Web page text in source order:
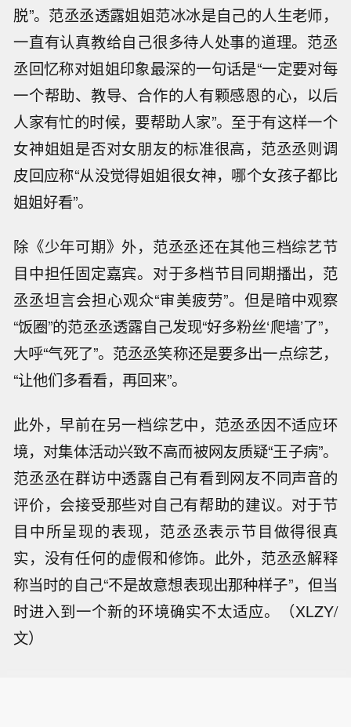
脱”。范丞丞透露姐姐范冰冰是自己的人生老师，
一直有认真教给自己很多待人处事的道理。范丞
丞回忆称对姐姐印象最深的一句话是“一定要对每
一个帮助、教导、合作的人有颗感恩的心，以后
人家有忙的时候，要帮助人家”。至于有这样一个
女神姐姐是否对女朋友的标准很高，范丞丞则调
皮回应称“从没觉得姐姐很女神，哪个女孩子都比
姐姐好看”。
除《少年可期》外，范丞丞还在其他三档综艺节
目中担任固定嘉宾。对于多档节目同期播出，范
丞丞坦言会担心观众“审美疲劳”。但是暗中观察
“饭圈”的范丞丞透露自己发现“好多粉丝‘爬墙’了”，
大呼“气死了”。范丞丞笑称还是要多出一点综艺，
“让他们多看看，再回来”。
此外，早前在另一档综艺中，范丞丞因不适应环
境，对集体活动兴致不高而被网友质疑“王子病”。
范丞丞在群访中透露自己有看到网友不同声音的
评价，会接受那些对自己有帮助的建议。对于节
目中所呈现的表现，范丞丞表示节目做得很真
实，没有任何的虚假和修饰。此外，范丞丞解释
称当时的自己“不是故意想表现出那种样子”，但当
时进入到一个新的环境确实不太适应。（XLZY/
文）